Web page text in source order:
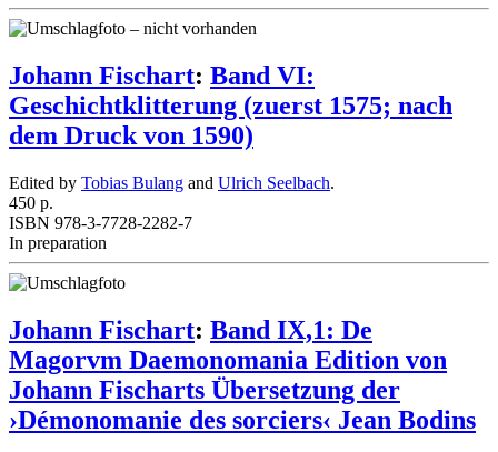
Johann Fischart: Band VI:
Geschichtklitterung (zuerst 1575; nach
dem Druck von 1590)
Edited by Tobias Bulang and Ulrich Seelbach.
450 p.
ISBN 978-3-7728-2282-7
In preparation
Johann Fischart: Band IX,1: De
Magorvm Daemonomania Edition von
Johann Fischarts Übersetzung der
›Démonomanie des sorciers‹ Jean Bodins